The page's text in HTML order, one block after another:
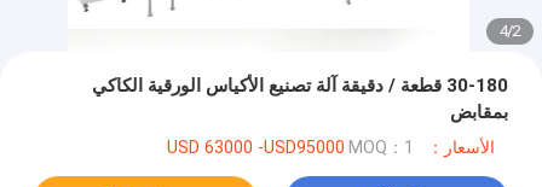
2
/
4
30-180 قطعة / دقيقة آلة تصنيع الأكياس الورقية الكاكي
بمقابض
الأسعار：USD 63000 -USD95000 MOQ：1